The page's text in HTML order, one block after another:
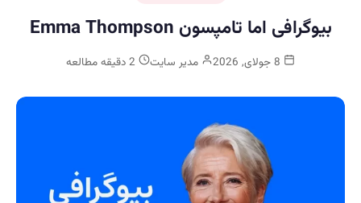
بیوگرافی اما تامپسون Emma Thompson
مدیر سایت